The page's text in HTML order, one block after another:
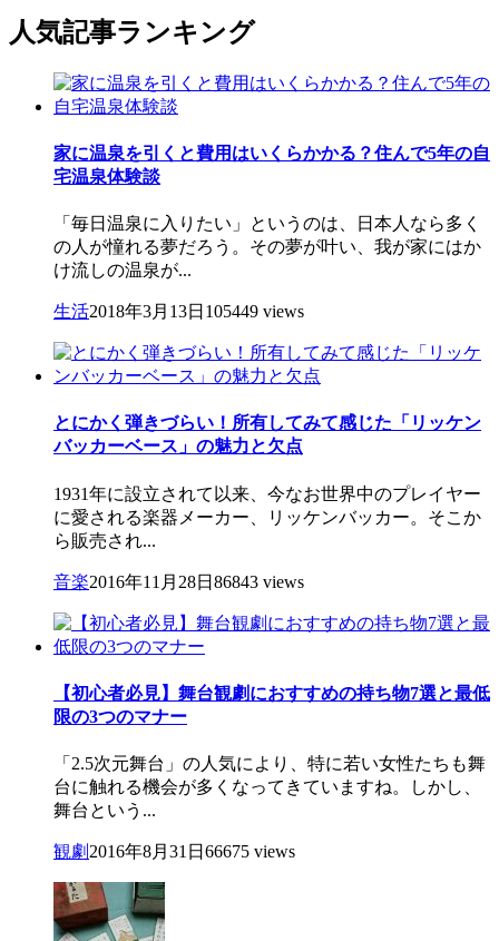
人気記事ランキング
家に温泉を引くと費用はいくらかかる？住んで5年の自
宅温泉体験談
「毎日温泉に入りたい」というのは、日本人なら多く
の人が憧れる夢だろう。その夢が叶い、我が家にはか
け流しの温泉が...
生活2018年3月13日 105449 views
とにかく弾きづらい！所有してみて感じた「リッケン
バッカーベース」の魅力と欠点
1931年に設立されて以来、今なお世界中のプレイヤー
に愛される楽器メーカー、リッケンバッカー。そこか
ら販売され...
音楽2016年11月28日 86843 views
【初心者必見】舞台観劇におすすめの持ち物7選と最低
限の3つのマナー
「2.5次元舞台」の人気により、特に若い女性たちも舞
台に触れる機会が多くなってきていますね。しかし、
舞台という...
観劇 2016年8月31日 66675 views